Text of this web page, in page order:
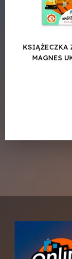
KSIĄŻECZKA
MAGNES